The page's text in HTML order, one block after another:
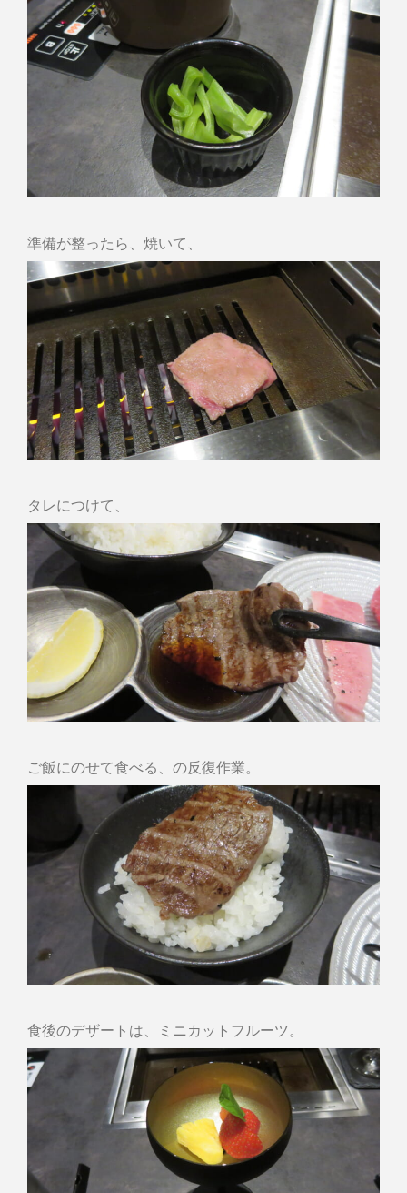
準備が整ったら、焼いて、
タレにつけて、
ご飯にのせて食べる、の反復作業。
食後のデザートは、ミニカットフルーツ。